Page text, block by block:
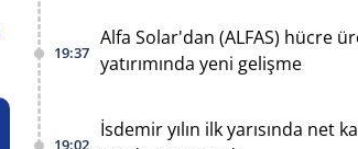
19:37
Alfa Solar'dan (ALFAS) hücre
yatırımında yeni gelişme
19:02
İsdemir yılın ilk yarısında net